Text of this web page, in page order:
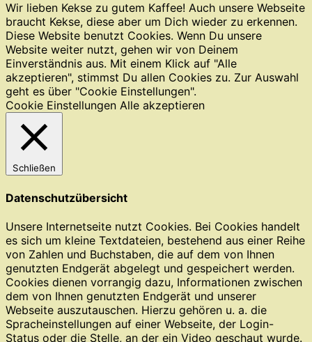
Wir lieben Kekse zu gutem Kaffee! Auch unsere Webseite
braucht Kekse, diese aber um Dich wieder zu erkennen.
Diese Website benutzt Cookies. Wenn Du unsere
Website weiter nutzt, gehen wir von Deinem
Einverständnis aus. Mit einem Klick auf "Alle
akzeptieren", stimmst Du allen Cookies zu. Zur Auswahl
geht es über "Cookie Einstellungen".
Cookie Einstellungen Alle akzeptieren
Schließen
Datenschutzübersicht
Unsere Internetseite nutzt Cookies. Bei Cookies handelt
es sich um kleine Textdateien, bestehend aus einer Reihe
von Zahlen und Buchstaben, die auf dem von Ihnen
genutzten Endgerät abgelegt und gespeichert werden.
Cookies dienen vorrangig dazu, Informationen zwischen
dem von Ihnen genutzten Endgerät und unserer
Webseite auszutauschen. Hierzu gehören u. a. die
Spracheinstellungen auf einer Webseite, der Login-
Status oder die Stelle, an der ein Video geschaut wurde.